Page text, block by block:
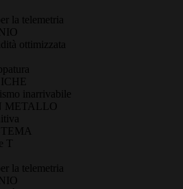
la telemetria
ottimizzata
inarrivabile
METALLO
T
la telemetria